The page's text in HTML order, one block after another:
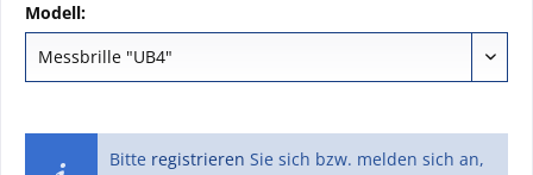
Modell:
Bitte registrieren Sie sich bzw. melden sich an,